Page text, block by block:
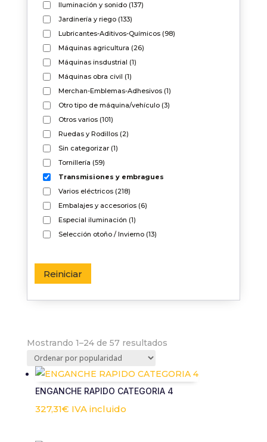
Iluminación y sonido (137)
Jardinería y riego (133)
Lubricantes-Aditivos-Químicos (98)
Máquinas agricultura (26)
Máquinas insdustrial (1)
Máquinas obra civil (1)
Merchan-Emblemas-Adhesivos (1)
Otro tipo de máquina/vehículo (3)
Otros varios (101)
Ruedas y Rodillos (2)
Sin categorizar (1)
Tornillería (59)
Transmisiones y embragues
Varios eléctricos (218)
Embalajes y accesorios (6)
Especial iluminación (1)
Selección otoño / Invierno (13)
Reiniciar
Mostrando 1–24 de 57 resultadosOrdenado
popularidad
ENGANCHE RAPIDO CATEGORIA 4
327,31€ IVA incluido
Estadísticas
Para que
podamos
mejorar la
funcionalidad
y estructura
de la web, en
base a cómo
se usa la web.
Experiencia
Para que
nuestra web
funcione lo
mejor posible
durante tu
visita. Si
rechaza estas
cookies,
algunas
desaparecerán
de la web.
comportamiento
mientras visitas
nuestro sitio,
aumentas la
posibilidad de ver
ofertas